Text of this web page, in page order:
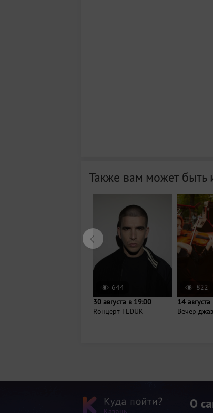
Также вам может быть
644
30 августа в 19:00
Rонцерт FEDUK
822
14
Вечер
О